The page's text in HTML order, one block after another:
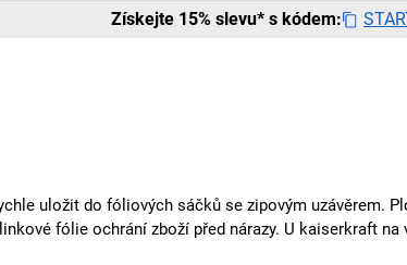
Získejte 15% slevu* s kódem:
uložit do fóliových sáčků se zipovým uzávěrem.
fólie ochrání zboží před nárazy. U kaiserkraft na